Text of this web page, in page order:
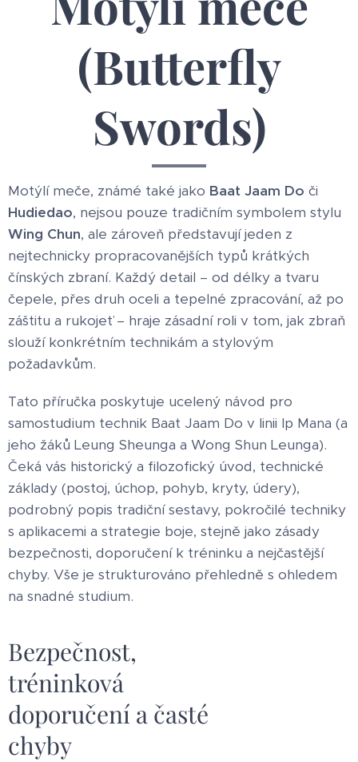
(Butterfly
Swords)
Motýlí meče, známé také jako Baat Jaam Do či
Hudiedao, nejsou pouze tradičním symbolem stylu
Wing Chun, ale zároveň představují jeden z
nejtechnicky propracovanějších typů krátkých
čínských zbraní. Každý detail – od délky a tvaru
čepele, přes druh oceli a tepelné zpracování, až po
záštitu a rukojeť – hraje zásadní roli v tom, jak zbraň
slouží konkrétním technikám a stylovým
požadavkům.
Tato příručka poskytuje ucelený návod pro
samostudium technik Baat Jaam Do v linii Ip Mana (a
jeho žáků Leung Sheunga a Wong Shun Leunga).
Čeká vás historický a filozofický úvod, technické
základy (postoj, úchop, pohyb, kryty, údery),
podrobný popis tradiční sestavy, pokročilé techniky
s aplikacemi a strategie boje, stejně jako zásady
bezpečnosti, doporučení k tréninku a nejčastější
chyby. Vše je strukturováno přehledně s ohledem
na snadné studium.
Bezpečnost,
tréninková
doporučení a časté
chyby